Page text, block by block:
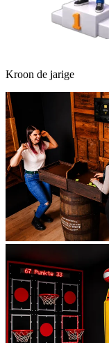
Kroon de jarige